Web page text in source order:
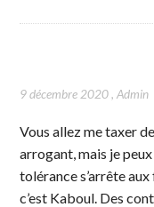
9 décembre 2020,Admin
Vous allez me taxer
arrogant, mais je
tolérance s’arrête
c’est Kaboul. Des